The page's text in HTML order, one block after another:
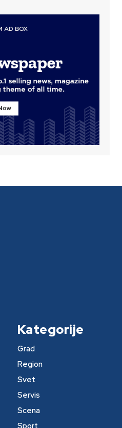
Kategorije
Grad
Region
Svet
Servis
Scena